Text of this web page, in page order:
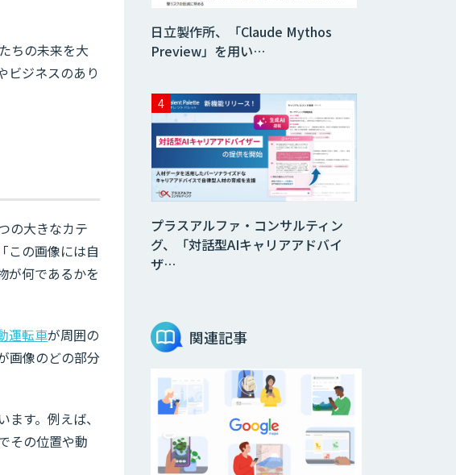
ちの未来を大
ビジネスのあり
の大きなカテ
この画像には自
が何であるかを
運転車が周囲の
画像のどの部分
す。例えば、
その位置や動
日立製作所、「Claude Mythos
Preview」を用い…
プラスアルファ・コンサルティン
グ、「対話型AIキャリアアドバイ
ザ…
関連記事